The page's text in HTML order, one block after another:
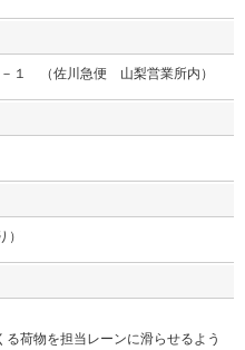
－１ （佐川急便 山梨営業所内）
る荷物を担当レーンに滑らせるよう